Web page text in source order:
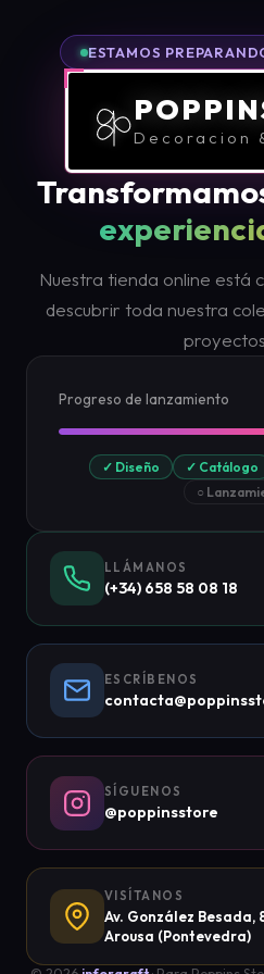
ESTAMOS
Decoracion
Nuestra tienda online está
descubrir toda nuestra
Progreso de lanzamiento
✓ Diseño ✓ Catálogo
○
LLÁMANOS
(+34) 658 58 08 18
ESCRÍBENOS
SÍGUENOS
@poppinsstore
VISÍTANOS
Av. González Besada,
Arousa (Pontevedra)